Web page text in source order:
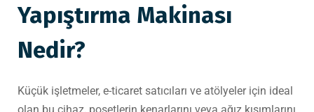
Yapıştırma Makinası
Nedir?
Küçük işletmeler, e-ticaret satıcıları ve atölyeler için ideal